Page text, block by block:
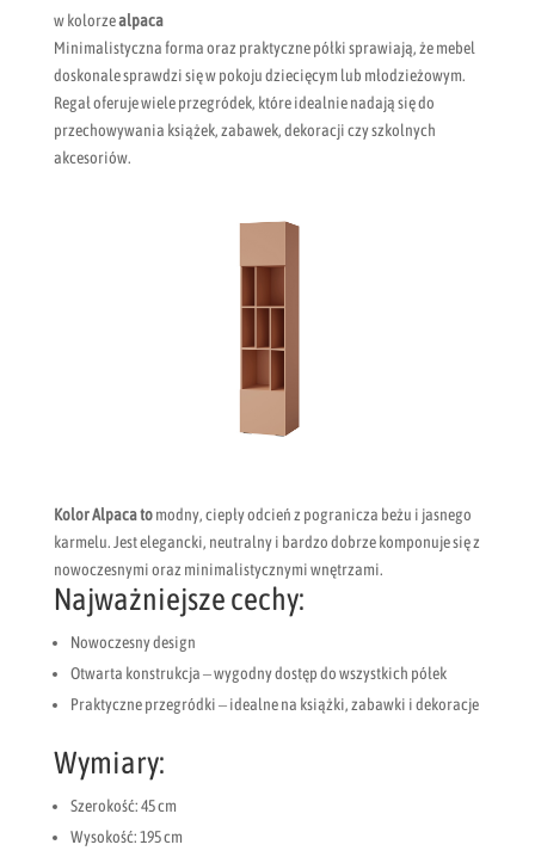
w kolorzealpaca
Minimalistyczna forma oraz praktyczne półki sprawiają, że mebel
doskonale sprawdzi się w pokoju dziecięcym lub młodzieżowym.
Regał oferuje wiele przegródek, które idealnie nadają się do
przechowywania książek, zabawek, dekoracji czy szkolnych
akcesoriów.
Kolor Alpaca tomodny, ciepły odcień z pogranicza beżu i jasnego
karmelu. Jest elegancki, neutralny i bardzo dobrze komponuje się z
nowoczesnymi oraz minimalistycznymi wnętrzami.
Najważniejsze cechy:
Nowoczesny design
Otwarta konstrukcja – wygodny dostęp do wszystkich półek
Praktyczne przegródki – idealne na książki, zabawki i dekoracje
Wymiary:
Szerokość: 45 cm
Wysokość: 195 cm